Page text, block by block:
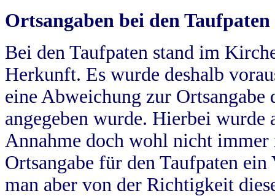
Ortsangaben bei den Taufpaten
Bei den Taufpaten stand im
Herkunft. Es wurde deshalb
eine Abweichung zur
angegeben wurde. Hierbei wurde
Annahme doch wohl nicht
Ortsangabe für den Taufpaten
man aber von der Richtigkeit